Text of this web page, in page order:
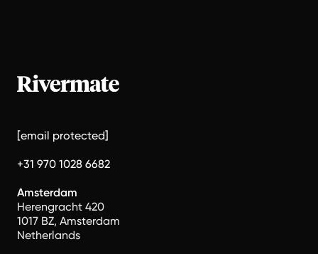
[email protected]
+31 970 1028 6682
Amsterdam
Herengracht 420
1017 BZ, Amsterdam
Netherlands